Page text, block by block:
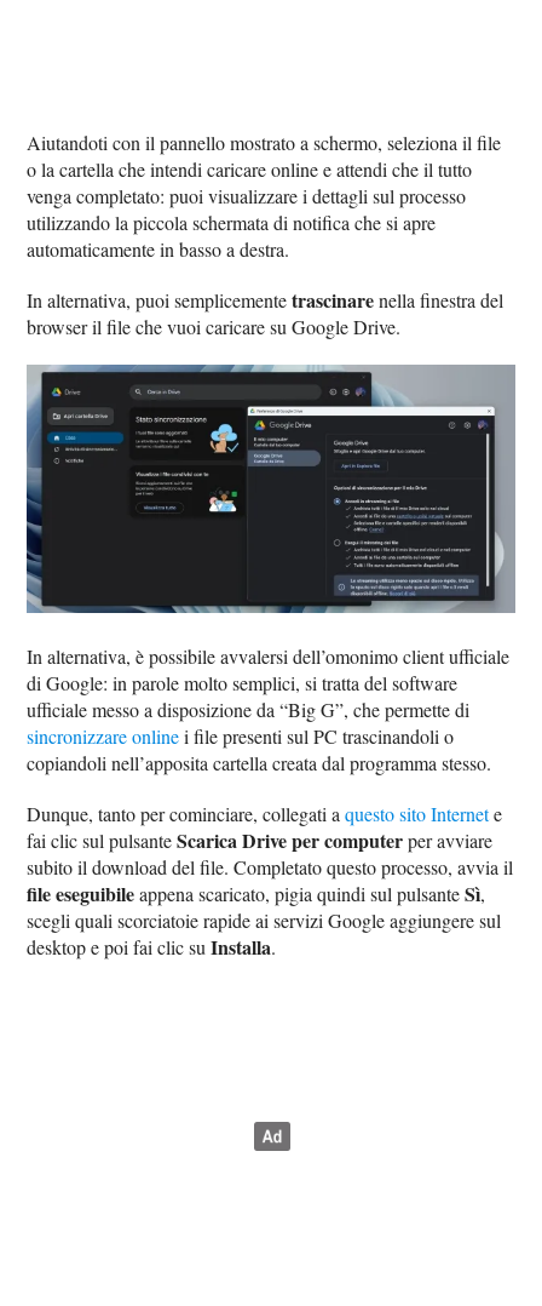
Aiutandoti con il pannello mostrato a schermo, seleziona il file
o la cartella che intendi caricare online e attendi che il tutto
venga completato: puoi visualizzare i dettagli sul processo
utilizzando la piccola schermata di notifica che si apre
automaticamente in basso a destra.
In alternativa, puoi semplicementetrascinarenella finestra del
browser il file che vuoi caricare su Google Drive.
In alternativa, è possibile avvalersi dell’omonimo client ufficiale
di Google: in parole molto semplici, si tratta del software
ufficiale messo a disposizione da “Big G”, che permette di
sincronizzare onlinei file presenti sul PC trascinandoli o
copiandoli nell’apposita cartella creata dal programma stesso.
Dunque, tanto per cominciare, collegati aquesto sito Internete
fai clic sul pulsanteScarica Drive per computerper avviare
subito il download del file. Completato questo processo, avvia il
file eseguibileappena scaricato, pigia quindi sul pulsanteSì,
scegli quali scorciatoie rapide ai servizi Google aggiungere sul
desktop e poi fai clic suInstalla.